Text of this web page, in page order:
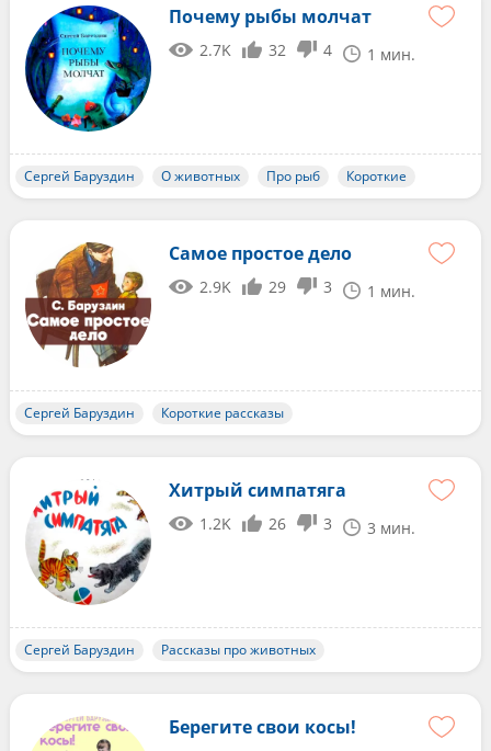
Почему рыбы молчат
2.7K 32 4 1 мин.
Сергей Баруздин О животных Про рыб Короткие
Самое простое дело
2.9K 29 3 1 мин.
Сергей Баруздин Короткие рассказы
Хитрый симпатяга
1.2K 26 3 3 мин.
Сергей Баруздин Рассказы про животных
Берегите свои косы!